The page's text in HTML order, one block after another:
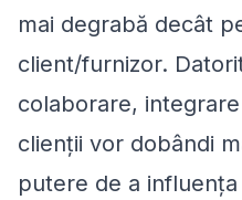
mai degrabă decât
client/furnizor.
colaborare,
clienții vor dobândi
putere de a